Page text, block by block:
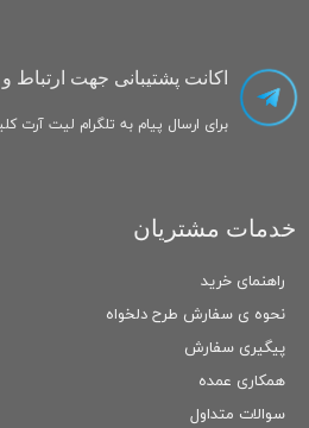
راهنمای خرید
نحوه ی سفارش طرح دلخواه
پیگیری سفارش
همکاری عمده
سوالات متداول
خدمات مشتریان
اکانت پشتیبانی جهت ارتباط
برای ارسال پیام به تلگرام لیت آرت